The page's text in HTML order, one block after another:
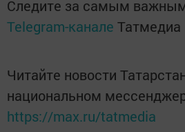
Следите за самым
Telegram-канале Татмедиа
Читайте новости
национальном
https://max.ru/tatmedia